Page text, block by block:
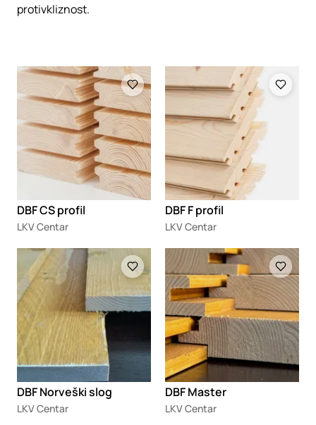
protivkliznost.
Loading
DBF CS profil
LKV Centar
Loading
DBF F profil
LKV Centar
Loading
DBF Norveški slog
LKV Centar
Loading
DBF Master
LKV Centar